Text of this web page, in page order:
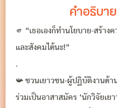
คำอธิบา
🫵 “เธอเองก็ทำนโยบาย-สร้าง
และสังคมได้นะ!”
.
📯 ชวนเยาวชน-ผู้ปฏิบัติงานด้า
ร่วมเป็นอาสาสมัคร ‘นักวิจัยเย